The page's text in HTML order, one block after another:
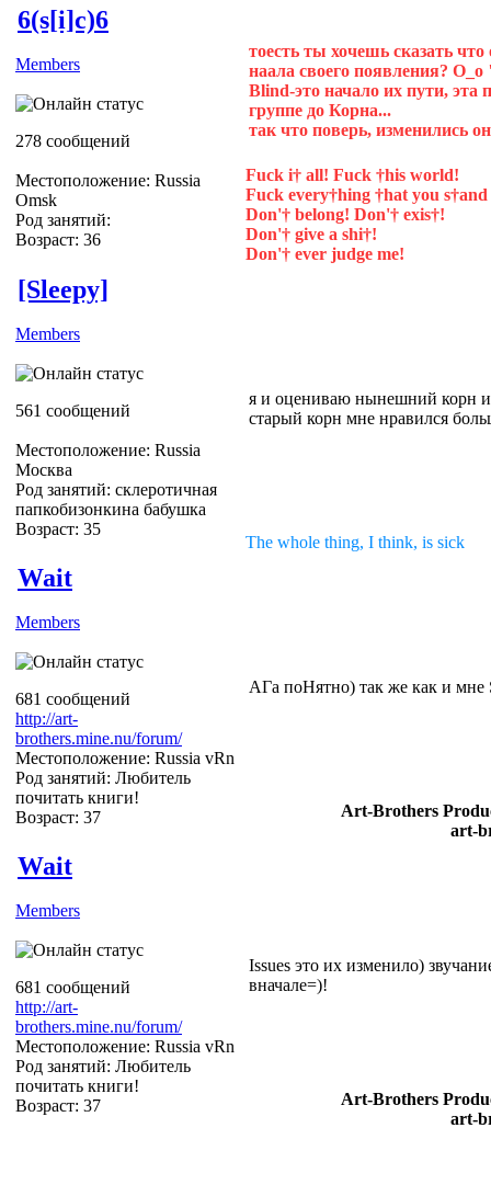
6(s[i]c)6
Members
278 сообщений
Местоположение: Russia
Omsk
Род занятий:
Возраст: 36
тоесть ты хочешь сказать
наала своего появления?
Blind-это начало их пути,
группе до Корна...
так что поверь, изменились
Fuck i† all! Fuck †his world!
Fuck every†hing †hat you
Don'† belong! Don'† exis†!
Don'† give a shi†!
Don'† ever judge me!
[Sleepy]
Members
561 сообщений
Местоположение: Russia
Москва
Род занятий: склеротичная
папкобизонкина бабушка
Возраст: 35
я и оцениваю нынешний корн и
старый корн мне нравился
The whole thing, I think, is sick
Wait
Members
681 сообщений
http://art-
brothers.mine.nu/forum/
Местоположение: Russia vRn
Род занятий: Любитель
почитать книги!
Возраст: 37
АГа поНятно) так же как и мне
Art-Brothers
art-
Wait
Members
681 сообщений
http://art-
brothers.mine.nu/forum/
Местоположение: Russia vRn
Род занятий: Любитель
почитать книги!
Возраст: 37
Issues это их изменило)
вначале=)!
Art-Brothers
art-